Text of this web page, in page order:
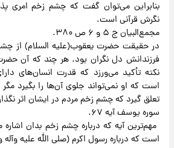
بنابراین می‌توان گفت که چشم زخم امری
نگرش قرآنی است.
مجمع‌البیان ج ۵ و ۶ ص ۳۸۰.
در حقیقت حضرت یعقوب(علیه السلام) از
فرزندانش دل نگران بود. هر چند که آن
نکته تأکید می‌ورزد که قدرت انسان‌های
است که او نمی‌تواند جلوی آن‌ها را بگیرد مگر
تعلق گیرد که چشم زخم مردم در ایشان اثر
سوره یوسف آیه ۶۷.
است که درباره رسول اکرم (صلی الله علیه